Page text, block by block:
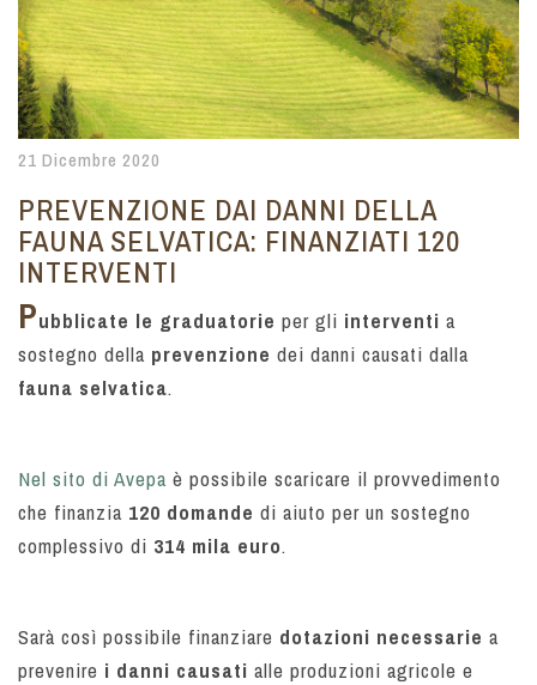
21 Dicembre 2020
PREVENZIONE DAI DANNI DELLA
FAUNA SELVATICA: FINANZIATI 120
INTERVENTI
Pubblicate le graduatorie per gli interventi a
sostegno della prevenzione dei danni causati dalla
fauna selvatica.
Nel sito di Avepa è possibile scaricare il provvedimento
che finanzia 120 domande di aiuto per un sostegno
complessivo di 314 mila euro.
Sarà così possibile finanziare dotazioni necessarie a
prevenire i danni causati alle produzioni agricole e